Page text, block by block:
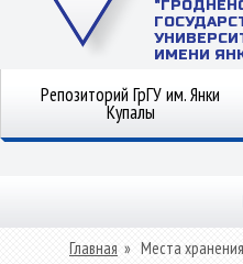
ИМЕНИ
Репозиторий ГрГУ им. Янки
Купалы
Главная » Места